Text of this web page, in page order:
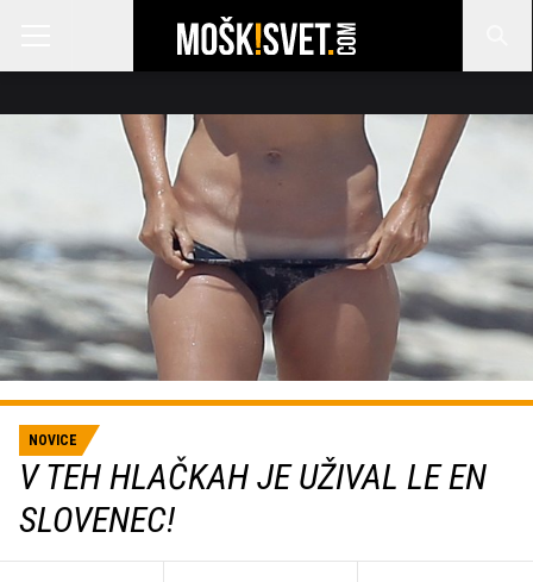
NOVICE
V TEH HLAČKAH JE UŽIVAL LE EN
SLOVENEC!